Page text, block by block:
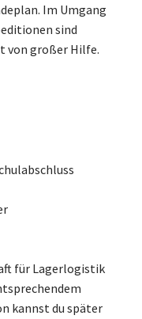
Im Umgang
sind
von großer Hilfe.
für Lagerlogistik
kannst du später